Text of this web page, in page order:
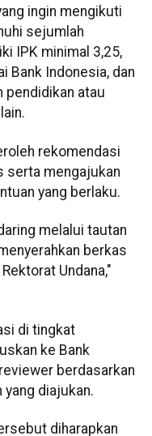
ingin mengikuti
sejumlah
IPK minimal 3,25,
Bank Indonesia, dan
pendidikan atau
rekomendasi
serta mengajukan
yang berlaku.
melalui tautan
berkas
Undana,"
di tingkat
ke Bank
berdasarkan
diajukan.
diharapkan